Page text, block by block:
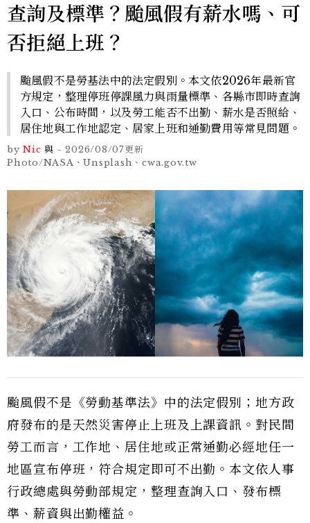
查詢及標準？颱風假有薪水嗎、可
否拒絕上班？
颱風假不是勞基法中的法定假別。本文依2026年最新官
方規定，整理停班停課風力與雨量標準、各縣市即時查詢
入口、公布時間，以及勞工能否不出勤、薪水是否照給、
居住地與工作地認定、居家上班和通勤費用等常見問題。
by Nic 與 -2026/08/07更新
Photo/NASA、Unsplash、cwa.gov.tw
颱風假不是《勞動基準法》中的法定假別；地方政
府發布的是天然災害停止上班及上課資訊。對民間
勞工而言，工作地、居住地或正常通勤必經地任一
地區宣布停班，符合規定即可不出勤。本文依人事
行政總處與勞動部規定，整理查詢入口、發布標
準、薪資與出勤權益。